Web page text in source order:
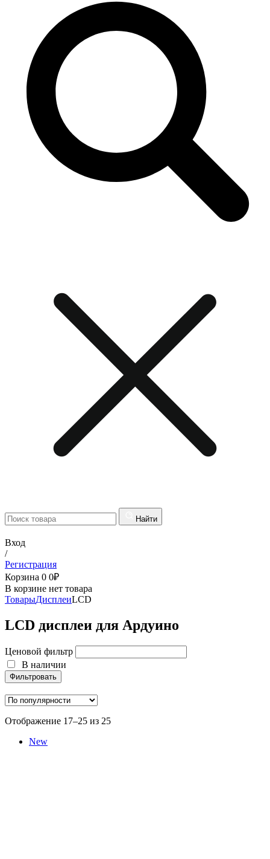
Найти
Вход
/
Регистрация
Корзина 0 0₽
В корзине нет товара
ТоварыДисплеиLCD
LCD дисплеи для Ардуино
Ценовой фильтр
В наличии
Фильтровать
В наличии
Отображение 17–25 из 25Сортировка:
New